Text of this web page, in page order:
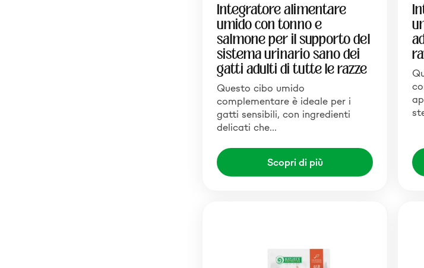
Integratore alimentare
umido con tonno e
salmone per il supporto del
sistema urinario sano dei
gatti adulti di tutte le razze
Questo cibo umido
complementare è ideale per i
gatti sensibili, con ingredienti
delicati che…
Scopri di più